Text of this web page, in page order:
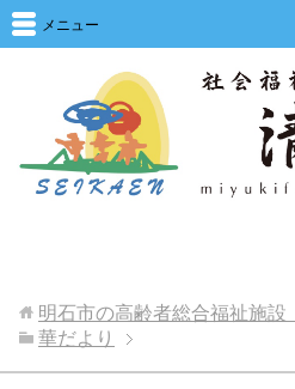
メニュー
明石市の高齢者総合福祉施
華だより